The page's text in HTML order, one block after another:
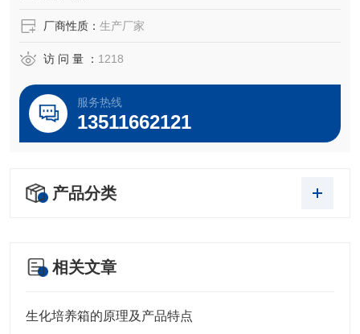
厂商性质： 生产厂家
访 问 量 ： 1218
服务热线
13511662121
产品分类
相关文章
生化培养箱的原理及产品特点